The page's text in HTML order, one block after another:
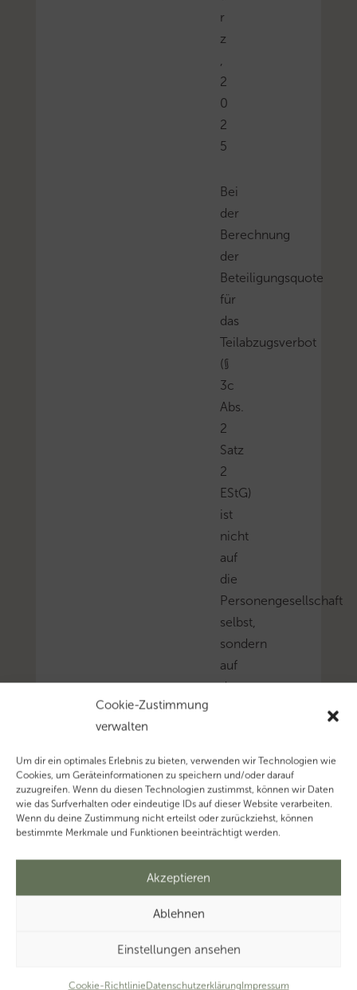
Cookie-Zustimmung
verwalten
Um dir ein optimales Erlebnis zu bieten, verwenden wir Technologien wie
Cookies, um Geräteinformationen zu speichern und/oder darauf
zuzugreifen. Wenn du diesen Technologien zustimmst, können wir Daten
wie das Surfverhalten oder eindeutige IDs auf dieser Website verarbeiten.
Wenn du deine Zustimmung nicht erteilst oder zurückziehst, können
bestimmte Merkmale und Funktionen beeinträchtigt werden.
Akzeptieren
Ablehnen
Einstellungen ansehen
Cookie-RichtlinieDatenschutzerklärungImpressum
r
z
2
0
2
5
Bei
der
Berechnung
der
Beteiligungsquote
für
das
Teilabzugsverbot
(§
3c
Abs.
2
Satz
2
EStG)
ist
nicht
auf
die
Personengesellschaft
selbst,
sondern
auf
deren
So
hat
das
FG
Münster
Thema